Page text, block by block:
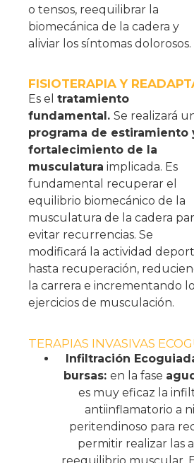
o tensos, reequilibrar la
biomecánica de la cadera y
aliviar los síntomas dolorosos.
FISIOTERAPIA Y
Es el tratamiento
fundamental. Se realizará
programa de estiramiento
fortalecimiento de la
musculatura implicada. Es
fundamental recuperar el
equilibrio biomecánico de la
musculatura de la cadera
evitar recurrencias. Se
modificará la actividad
hasta recuperación,
la carrera e incrementando
ejercicios de musculación.
TERAPIAS INVASIVAS
Infiltración
bursas: en la fase
es muy eficaz la
antiinflamatorio a
peritendinoso para
permitir realizar las
reequilibrio muscular.